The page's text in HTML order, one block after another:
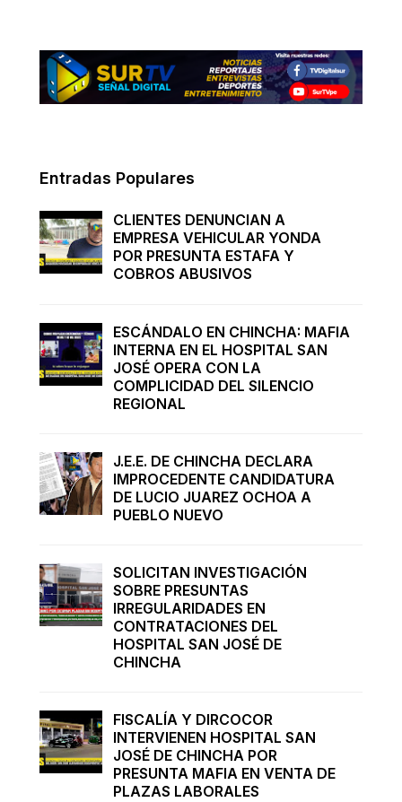
Entradas Populares
CLIENTES DENUNCIAN A
EMPRESA VEHICULAR YONDA
POR PRESUNTA ESTAFA Y
COBROS ABUSIVOS
ESCÁNDALO EN CHINCHA: MAFIA
INTERNA EN EL HOSPITAL SAN
JOSÉ OPERA CON LA
COMPLICIDAD DEL SILENCIO
REGIONAL
J.E.E. DE CHINCHA DECLARA
IMPROCEDENTE CANDIDATURA
DE LUCIO JUAREZ OCHOA A
PUEBLO NUEVO
SOLICITAN INVESTIGACIÓN
SOBRE PRESUNTAS
IRREGULARIDADES EN
CONTRATACIONES DEL
HOSPITAL SAN JOSÉ DE
CHINCHA
FISCALÍA Y DIRCOCOR
INTERVIENEN HOSPITAL SAN
JOSÉ DE CHINCHA POR
PRESUNTA MAFIA EN VENTA DE
PLAZAS LABORALES